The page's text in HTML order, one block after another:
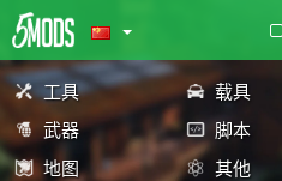
工具 载具
武器
脚本
地图
其他